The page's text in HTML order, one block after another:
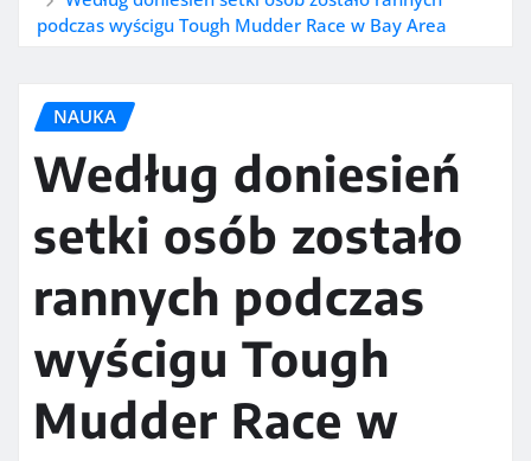
podczas wyścigu Tough Mudder Race w Bay Area
NAUKA
Według doniesień
setki osób zostało
rannych podczas
wyścigu Tough
Mudder Race w